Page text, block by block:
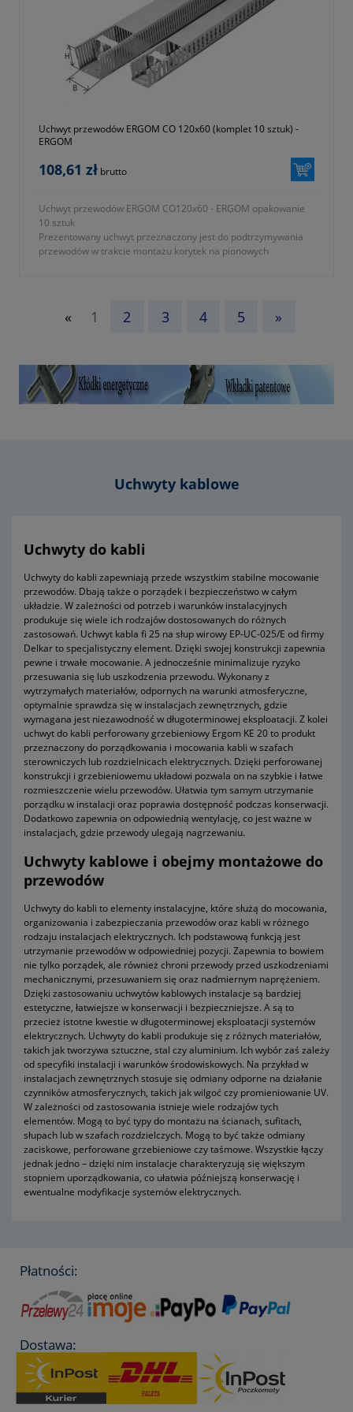
galerii produktu) 40mm
- typ wykonania (zgodnie z oznaczeniami na ilustracji nr 2 w
galerii produktu) drugi
- typ korytka KOPD, KOPDS, KN
- materiał wykonania poliamid
- jednostka sprzedaży opakowanie 10 sztuk
- kolor szary (RAL 7035)
- gwarancja dwa lata
Uchwyt przewodów ERGOM CO 120x60 (komplet 10 sztuk) -
ERGOM
108,61 zł brutto
Uchwyt przewodów ERGOM CO120x60 - ERGOM opakowanie
10 sztuk
Prezentowany uchwyt przeznaczony jest do podtrzymywania
przewodów w trakcie montażu korytek na pionowych
- symbol producenta E02KK-01040101003
- wysokość H (zgodnie z oznaczeniami na ilustracji nr 1 w
galerii produktu) 60mm
- typ wykonania (zgodnie z oznaczeniami na ilustracji nr 2 w
galerii produktu) drugi
- gwarancja dwa lata
« 1 2 3 4 5 »
Uchwyty kablowe
Uchwyty do kabli
Uchwyty do kabli zapewniają przede wszystkim stabilne mocowanie
przewodów. Dbają także o porządek i bezpieczeństwo w całym
układzie. W zależności od potrzeb i warunków instalacyjnych
produkuje się wiele ich rodzajów dostosowanych do różnych
zastosowań. Uchwyt kabla fi 25 na słup wirowy EP-UC-025/E od firmy
Delkar to specjalistyczny element. Dzięki swojej konstrukcji zapewnia
pewne i trwałe mocowanie. A jednocześnie minimalizuje ryzyko
przesuwania się lub uszkodzenia przewodu. Wykonany z
wytrzymałych materiałów, odpornych na warunki atmosferyczne,
optymalnie sprawdza się w instalacjach zewnętrznych, gdzie
wymagana jest niezawodność w długoterminowej eksploatacji. Z kolei
uchwyt do kabli perforowany grzebieniowy Ergom KE 20 to produkt
przeznaczony do porządkowania i mocowania kabli w szafach
sterowniczych lub rozdzielnicach elektrycznych. Dzięki perforowanej
konstrukcji i grzebieniowemu układowi pozwala on na szybkie i łatwe
rozmieszczenie wielu przewodów. Ułatwia tym samym utrzymanie
porządku w instalacji oraz poprawia dostępność podczas konserwacji.
Dodatkowo zapewnia on odpowiednią wentylację, co jest ważne w
instalacjach, gdzie przewody ulegają nagrzewaniu.
Uchwyty kablowe i obejmy montażowe do
przewodów
Uchwyty do kabli to elementy instalacyjne, które służą do mocowania,
organizowania i zabezpieczania przewodów oraz kabli w różnego
rodzaju instalacjach elektrycznych. Ich podstawową funkcją jest
utrzymanie przewodów w odpowiedniej pozycji. Zapewnia to bowiem
nie tylko porządek, ale również chroni przewody przed uszkodzeniami
mechanicznymi, przesuwaniem się oraz nadmiernym naprężeniem.
Dzięki zastosowaniu uchwytów kablowych instalacje są bardziej
estetyczne, łatwiejsze w konserwacji i bezpieczniejsze. A są to
przecież istotne kwestie w długoterminowej eksploatacji systemów
elektrycznych. Uchwyty do kabli produkuje się z różnych materiałów,
takich jak tworzywa sztuczne, stal czy aluminium. Ich wybór zaś zależy
od specyfiki instalacji i warunków środowiskowych. Na przykład w
instalacjach zewnętrznych stosuje się odmiany odporne na działanie
czynników atmosferycznych, takich jak wilgoć czy promieniowanie UV.
W zależności od zastosowania istnieje wiele rodzajów tych
elementów. Mogą to być typy do montażu na ścianach, sufitach,
słupach lub w szafach rozdzielczych. Mogą to być także odmiany
zaciskowe, perforowane grzebieniowe czy taśmowe. Wszystkie łączy
jednak jedno – dzięki nim instalacje charakteryzują się większym
stopniem uporządkowania, co ułatwia późniejszą konserwację i
ewentualne modyfikacje systemów elektrycznych.
Płatności:
Dostawa: